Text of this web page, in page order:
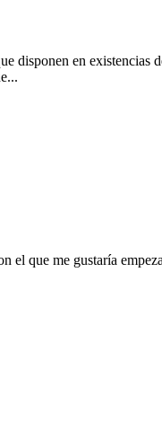
disponen en
que me gustaría